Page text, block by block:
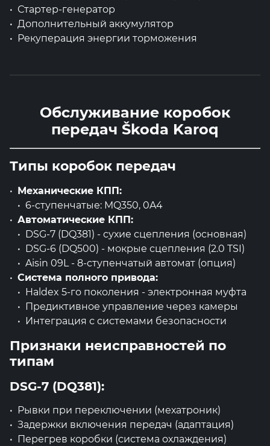
Стартер-генератор
Дополнительный аккумулятор
Рекуперация энергии торможения
Обслуживание коробок
передач Škoda Karoq
Типы коробок передач
Механические КПП:
6-ступенчатые: MQ350, 0A4
Автоматические КПП:
DSG-7 (DQ381) - сухие сцепления (основная)
DSG-6 (DQ500) - мокрые сцепления (2.0 TSI)
Aisin 09L - 8-ступенчатый автомат (опция)
Система полного привода:
Haldex 5-го поколения - электронная муфта
Предиктивное управление через камеры
Интеграция с системами безопасности
Признаки неисправностей по
типам
DSG-7 (DQ381):
Рывки при переключении (мехатроник)
Задержки включения передач (адаптация)
Перегрев коробки (система охлаждения)